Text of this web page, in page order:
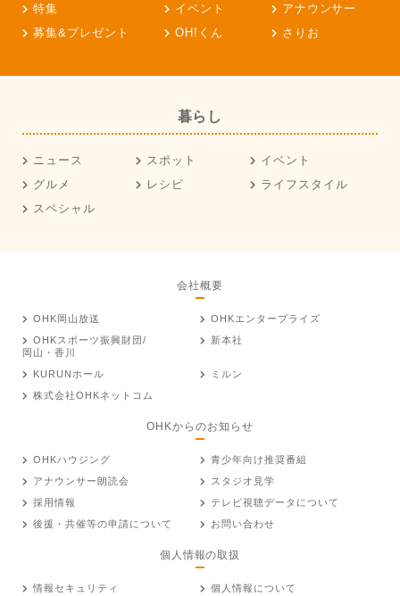
特集
イベント
アナウンサー
募集&プレゼント
OH!くん さりお
暮らし
ニュース スポット
イベント
グルメ
レシピ
ライフスタイル
スペシャル
会社概要
OHK岡山放送
OHKエンタープライズ
OHKスポーツ振興財団/
岡山・香川
新本社
KURUNホール
ミルン
株式会社OHKネットコム
OHKからのお知らせ
OHKハウジング
青少年向け推奨番組
アナウンサー朗読会
スタジオ見学
採用情報
テレビ視聴データについて
後援・共催等の申請について
お問い合わせ
個人情報の取扱
情報セキュリティ 個人情報について